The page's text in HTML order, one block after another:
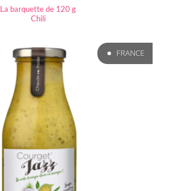
La barquette de 120 g
Chili
FRANCE